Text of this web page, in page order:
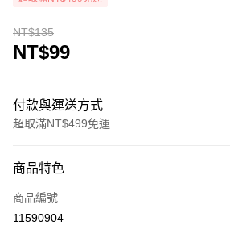
NT$135
NT$99
付款與運送方式
超取滿NT$499免運
icash Pay
信用卡一次付款
商品特色
商品編號
11590904